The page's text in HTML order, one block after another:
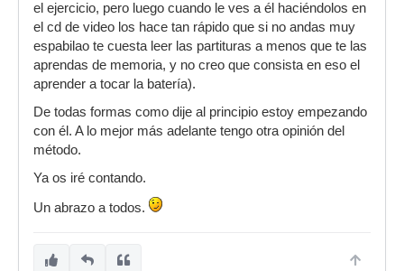
el ejercicio, pero luego cuando le ves a él haciéndolos en
el cd de video los hace tan rápido que si no andas muy
espabilao te cuesta leer las partituras a menos que te las
aprendas de memoria, y no creo que consista en eso el
aprender a tocar la batería).
De todas formas como dije al principio estoy empezando
con él. A lo mejor más adelante tengo otra opinión del
método.
Ya os iré contando.
Un abrazo a todos.